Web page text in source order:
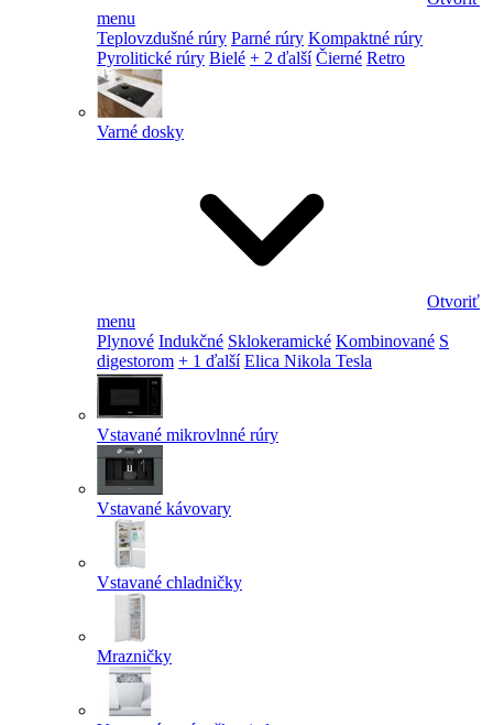
menu
Teplovzdušné rúry Parné rúry Kompaktné rúry
Pyrolitické rúry Bielé + 2 ďalší Čierné Retro
Varné dosky
Otvoriť
menu
Plynové Indukčné Sklokeramické Kombinované S
digestorom + 1 ďalší Elica Nikola Tesla
Vstavané mikrovlnné rúry
Vstavané kávovary
Vstavané chladničky
Mrazničky